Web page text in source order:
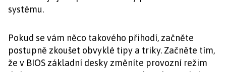
systému.
Pokud se vám něco takového přihodí, začněte
postupně zkoušet obvyklé tipy a triky. Začněte tím,
že v BIOS základní desky změníte provozní režim